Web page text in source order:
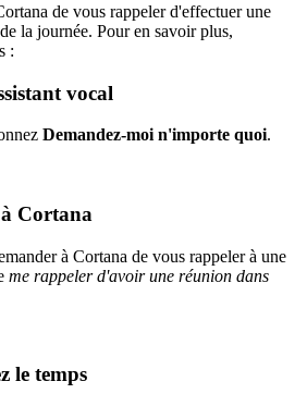
de vous rappeler d'effectuer une
la journée. Pour en savoir plus,
:
vocal
Demandez-moi n'importe quoi.
Cortana
à Cortana de vous rappeler à une
me rappeler d'avoir une réunion dans
le temps